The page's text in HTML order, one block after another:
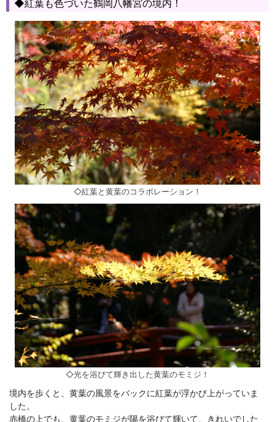
◆紅葉も色づいた鶴岡八幡宮の境内！
◇紅葉と黄葉のコラボレーション！
◇光を浴びて輝き出した黄葉のモミジ！
境内を歩くと、黄葉の風景をバックに紅葉が浮かび上がっていま
した。
赤橋の上でも、黄葉のモミジが陽を浴びて輝いて、きれいでした